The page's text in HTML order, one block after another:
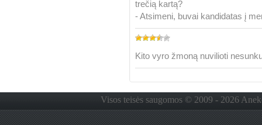
trečią kartą?
- Atsimeni, buvai kandidatas į
Kito vyro žmoną nuvilioti
Visos teisės saugomos © 2009 - 2026